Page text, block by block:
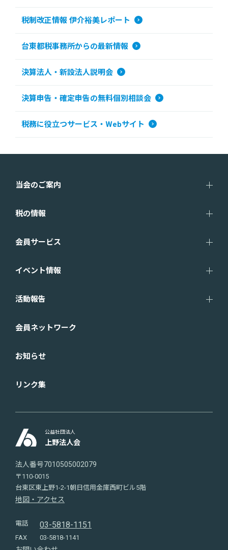
税制改正情報 伊介裕美レポート
台東都税事務所からの最新情報
決算法人・新設法人説明会
決算申告・確定申告の無料個別相談会
税務に役立つサービス・Webサイト
公益社団法人
上野法人会
法人番号7010505002079
〒110-0015
台東区東上野1-2-1朝日信用金庫西町ビル5階
地図・アクセス
電話 03-5818-1151
FAX 03-5818-1141
当会のご案内
税の情報
会員サービス
イベント情報
活動報告
会員ネットワーク
お知らせ
リンク集